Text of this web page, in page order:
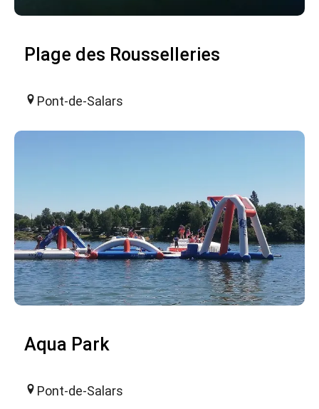
Plage des Rousselleries
Pont-de-Salars
Aqua Park
Pont-de-Salars